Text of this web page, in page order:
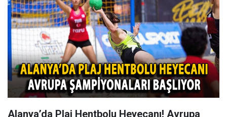
Alanya’da Plaj Hentbolu Heyecanı! Avrupa